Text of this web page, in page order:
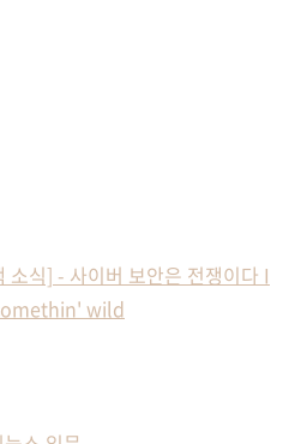
식] - 사이버 보안은 전쟁이다 I
wild